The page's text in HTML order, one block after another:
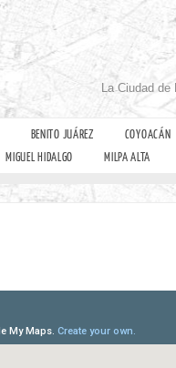
La Ciudad
BENITO JUÁREZ
COYOACÁN
MIGUEL HIDALGO MILPA ALTA